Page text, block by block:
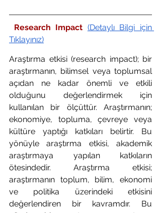
Research Impact (Detaylı Bilgi için
Tıklayınız)
Araştırma etkisi (research impact); bir
araştırmanın, bilimsel veya toplumsal
açıdan ne kadar önemli ve etkili
olduğunu değerlendirmek için
kullanılan bir ölçüttür. Araştırmanın;
ekonomiye, topluma, çevreye veya
kültüre yaptığı katkıları belirtir. Bu
yönüyle araştırma etkisi, akademik
araştırmaya yapılan katkıların
ötesindedir. Araştırma etkisi;
araştırmanın toplum, bilim, ekonomi
ve politika üzerindeki etkisini
değerlendiren bir kavramdır. Bu